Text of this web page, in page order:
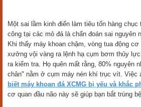
Một sai lầm kinh điển làm tiêu tốn hàng
công tại các mỏ đá là chẩn đoán sai nguyên
Khi thấy máy khoan chậm, vòng tua động
xưởng vội vàng ra lệnh hạ cụm bơm thủy
ra kiểm tra. Họ quên mất rằng, 80% nguyên
chân" nằm ở cụm máy nén khí trục vít. Việc
biết máy khoan đá XCMG bị yếu và khắc
cơ quan đầu não này sẽ giúp bạn bắt trúng